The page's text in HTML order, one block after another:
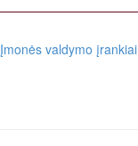
Įmonės valdymo įrankiai